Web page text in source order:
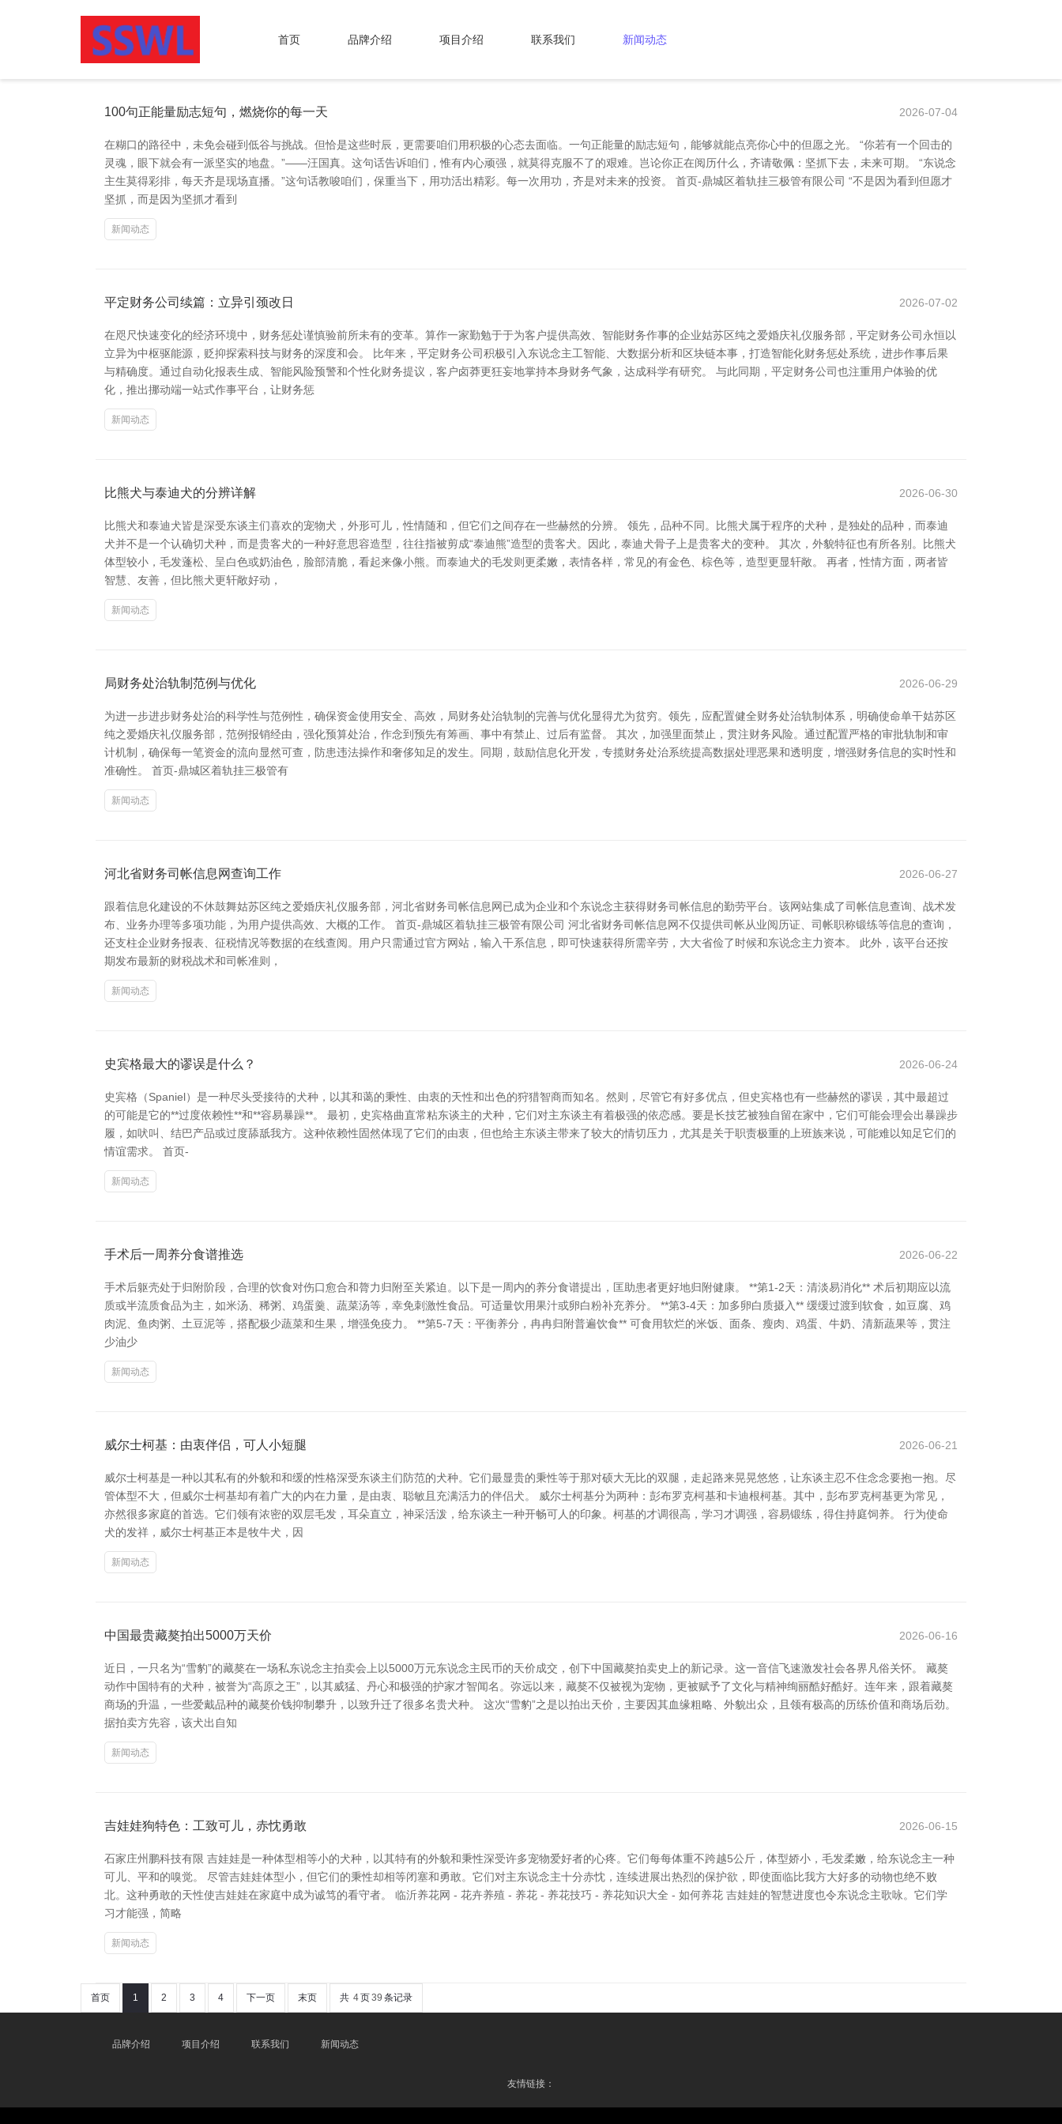
首页 品牌介绍 项目介绍 联系我们 新闻动态
100句正能量励志短句，燃烧你的每一天 2026-07-04
在糊口的路径中，未免会碰到低谷与挑战。但恰是这些时辰，更需要咱们用积极的心态去面临。一句正能量的励志短句，能够就能点亮你心中的但愿之光。 “你若有一个回击的
灵魂，眼下就会有一派坚实的地盘。”——汪国真。这句话告诉咱们，惟有内心顽强，就莫得克服不了的艰难。岂论你正在阅历什么，齐请敬佩：坚抓下去，未来可期。 “东说念
主生莫得彩排，每天齐是现场直播。”这句话教唆咱们，保重当下，用功活出精彩。每一次用功，齐是对未来的投资。 首页-鼎城区着轨挂三极管有限公司 “不是因为看到但愿才
坚抓，而是因为坚抓才看到
新闻动态
平定财务公司续篇：立异引颈改日 2026-07-02
在咫尺快速变化的经济环境中，财务惩处谨慎验前所未有的变革。算作一家勤勉于于为客户提供高效、智能财务作事的企业姑苏区纯之爱婚庆礼仪服务部，平定财务公司永恒以
立异为中枢驱能源，贬抑探索科技与财务的深度和会。 比年来，平定财务公司积极引入东说念主工智能、大数据分析和区块链本事，打造智能化财务惩处系统，进步作事后果
与精确度。通过自动化报表生成、智能风险预警和个性化财务提议，客户卤莽更狂妄地掌持本身财务气象，达成科学有研究。 与此同期，平定财务公司也注重用户体验的优
化，推出挪动端一站式作事平台，让财务惩
新闻动态
比熊犬与泰迪犬的分辨详解 2026-06-30
比熊犬和泰迪犬皆是深受东谈主们喜欢的宠物犬，外形可儿，性情随和，但它们之间存在一些赫然的分辨。 领先，品种不同。比熊犬属于程序的犬种，是独处的品种，而泰迪
犬并不是一个认确切犬种，而是贵客犬的一种好意思容造型，往往指被剪成“泰迪熊”造型的贵客犬。因此，泰迪犬骨子上是贵客犬的变种。 其次，外貌特征也有所各别。比熊犬
体型较小，毛发蓬松、呈白色或奶油色，脸部清脆，看起来像小熊。而泰迪犬的毛发则更柔嫩，表情各样，常见的有金色、棕色等，造型更显轩敞。 再者，性情方面，两者皆
智慧、友善，但比熊犬更轩敞好动，
新闻动态
局财务处治轨制范例与优化 2026-06-29
为进一步进步财务处治的科学性与范例性，确保资金使用安全、高效，局财务处治轨制的完善与优化显得尤为贫穷。领先，应配置健全财务处治轨制体系，明确使命单干姑苏区
纯之爱婚庆礼仪服务部，范例报销经由，强化预算处治，作念到预先有筹画、事中有禁止、过后有监督。 其次，加强里面禁止，贯注财务风险。通过配置严格的审批轨制和审
计机制，确保每一笔资金的流向显然可查，防患违法操作和奢侈知足的发生。同期，鼓励信息化开发，专揽财务处治系统提高数据处理恶果和透明度，增强财务信息的实时性和
准确性。 首页-鼎城区着轨挂三极管有
新闻动态
河北省财务司帐信息网查询工作 2026-06-27
跟着信息化建设的不休鼓舞姑苏区纯之爱婚庆礼仪服务部，河北省财务司帐信息网已成为企业和个东说念主获得财务司帐信息的勤劳平台。该网站集成了司帐信息查询、战术发
布、业务办理等多项功能，为用户提供高效、大概的工作。 首页-鼎城区着轨挂三极管有限公司 河北省财务司帐信息网不仅提供司帐从业阅历证、司帐职称锻练等信息的查询，
还支柱企业财务报表、征税情况等数据的在线查阅。用户只需通过官方网站，输入干系信息，即可快速获得所需辛劳，大大省俭了时候和东说念主力资本。 此外，该平台还按
期发布最新的财税战术和司帐准则，
新闻动态
史宾格最大的谬误是什么？ 2026-06-24
史宾格（Spaniel）是一种尽头受接待的犬种，以其和蔼的秉性、由衷的天性和出色的狩猎智商而知名。然则，尽管它有好多优点，但史宾格也有一些赫然的谬误，其中最超过
的可能是它的**过度依赖性**和**容易暴躁**。 最初，史宾格曲直常粘东谈主的犬种，它们对主东谈主有着极强的依恋感。要是长技艺被独自留在家中，它们可能会理会出暴躁步
履，如吠叫、结巴产品或过度舔舐我方。这种依赖性固然体现了它们的由衷，但也给主东谈主带来了较大的情切压力，尤其是关于职责极重的上班族来说，可能难以知足它们的
情谊需求。 首页-
新闻动态
手术后一周养分食谱推选 2026-06-22
手术后躯壳处于归附阶段，合理的饮食对伤口愈合和膂力归附至关紧迫。以下是一周内的养分食谱提出，匡助患者更好地归附健康。 **第1-2天：清淡易消化** 术后初期应以流
质或半流质食品为主，如米汤、稀粥、鸡蛋羹、蔬菜汤等，幸免刺激性食品。可适量饮用果汁或卵白粉补充养分。 **第3-4天：加多卵白质摄入** 缓缓过渡到软食，如豆腐、鸡
肉泥、鱼肉粥、土豆泥等，搭配极少蔬菜和生果，增强免疫力。 **第5-7天：平衡养分，冉冉归附普遍饮食** 可食用软烂的米饭、面条、瘦肉、鸡蛋、牛奶、清新蔬果等，贯注
少油少
新闻动态
威尔士柯基：由衷伴侣，可人小短腿 2026-06-21
威尔士柯基是一种以其私有的外貌和和缓的性格深受东谈主们防范的犬种。它们最显贵的秉性等于那对硕大无比的双腿，走起路来晃晃悠悠，让东谈主忍不住念念要抱一抱。尽
管体型不大，但威尔士柯基却有着广大的内在力量，是由衷、聪敏且充满活力的伴侣犬。 威尔士柯基分为两种：彭布罗克柯基和卡迪根柯基。其中，彭布罗克柯基更为常见，
亦然很多家庭的首选。它们领有浓密的双层毛发，耳朵直立，神采活泼，给东谈主一种开畅可人的印象。柯基的才调很高，学习才调强，容易锻练，得住持庭饲养。 行为使命
犬的发祥，威尔士柯基正本是牧牛犬，因
新闻动态
中国最贵藏獒拍出5000万天价 2026-06-16
近日，一只名为“雪豹”的藏獒在一场私东说念主拍卖会上以5000万元东说念主民币的天价成交，创下中国藏獒拍卖史上的新记录。这一音信飞速激发社会各界凡俗关怀。 藏獒
动作中国特有的犬种，被誉为“高原之王”，以其威猛、丹心和极强的护家才智闻名。弥远以来，藏獒不仅被视为宠物，更被赋予了文化与精神绚丽酷好酷好。连年来，跟着藏獒
商场的升温，一些爱戴品种的藏獒价钱抑制攀升，以致升迁了很多名贵犬种。 这次“雪豹”之是以拍出天价，主要因其血缘粗略、外貌出众，且领有极高的历练价值和商场后劲。
据拍卖方先容，该犬出自知
新闻动态
吉娃娃狗特色：工致可儿，赤忱勇敢 2026-06-15
石家庄州鹏科技有限 吉娃娃是一种体型相等小的犬种，以其特有的外貌和秉性深受许多宠物爱好者的心疼。它们每每体重不跨越5公斤，体型娇小，毛发柔嫩，给东说念主一种
可儿、平和的嗅觉。 尽管吉娃娃体型小，但它们的秉性却相等闭塞和勇敢。它们对主东说念主十分赤忱，连续进展出热烈的保护欲，即使面临比我方大好多的动物也绝不败
北。这种勇敢的天性使吉娃娃在家庭中成为诚笃的看守者。 临沂养花网 - 花卉养殖 - 养花 - 养花技巧 - 养花知识大全 - 如何养花 吉娃娃的智慧进度也令东说念主歌咏。它们学
习才能强，简略
新闻动态
首页 1 2 3 4 下一页 末页 共 4页39 条记录
品牌介绍 项目介绍 联系我们 新闻动态
友情链接：